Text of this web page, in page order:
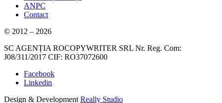
ANPC
Contact
© 2012 – 2026
SC AGENȚIA ROCOPYWRITER SRL Nr. Reg. Com:
J08/311/2017 CIF: RO37072600
Facebook
Linkedin
Design & Development Really Studio